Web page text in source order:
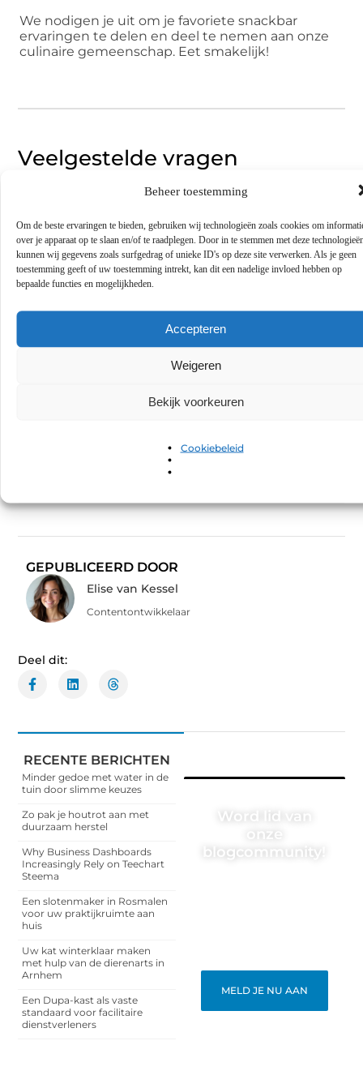
Beheer toestemming
Om de beste ervaringen te bieden, gebruiken wij technologieën zoals cookies om
over je apparaat op te slaan en/of te raadplegen. Door in te stemmen met deze
kunnen wij gegevens zoals surfgedrag of unieke ID's op deze site verwerken. Als je geen
toestemming geeft of uw toestemming intrekt, kan dit een nadelige invloed hebben op
bepaalde functies en mogelijkheden.
Accepteren
Weigeren
Bekijk voorkeuren
Cookiebeleid
We nodigen je uit om je favoriete snackbar
ervaringen te delen en deel te nemen aan onze
culinaire gemeenschap. Eet smakelijk!
Veelgestelde vragen
Wat zijn de meest populaire snacks in
Welke zijn de beste snackbars in Rotterdam? ▼
Zijn er vegetarische of veganistische opties in
Rotterdamse snackbars?
▼
Hoe bestel je in een traditionele snackbar?
Zijn Rotterdamse snackbars duurzaam en
GEPUBLICEERD DOOR
Elise van Kessel
Contentontwikkelaar
Deel dit:
RECENTE BERICHTEN
Minder gedoe met water in de
tuin door slimme keuzes
Zo pak je houtrot aan met
duurzaam herstel
Why Business Dashboards
Increasingly Rely on Teechart
Steema
Een slotenmaker in Rosmalen
voor uw praktijkruimte aan
huis
Uw kat winterklaar maken
met hulp van de dierenarts in
Arnhem
Een Dupa-kast als vaste
standaard voor facilitaire
dienstverleners
Word lid van
onze
blogcommunity!
MELD JE NU AAN